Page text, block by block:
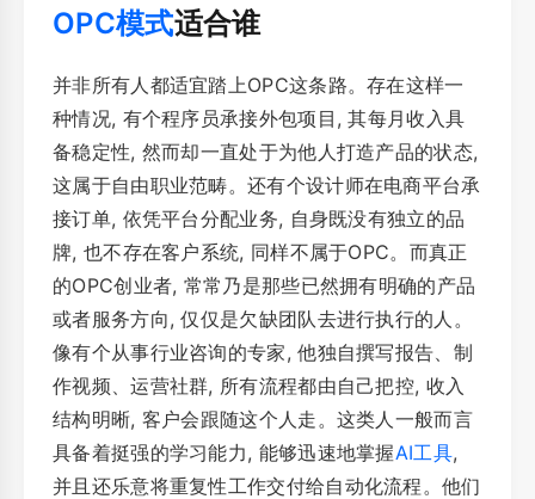
OPC模式适合谁
并非所有人都适宜踏上OPC这条路。存在这样一
种情况, 有个程序员承接外包项目, 其每月收入具
备稳定性, 然而却一直处于为他人打造产品的状态,
这属于自由职业范畴。还有个设计师在电商平台承
接订单, 依凭平台分配业务, 自身既没有独立的品
牌, 也不存在客户系统, 同样不属于OPC。而真正
的OPC创业者, 常常乃是那些已然拥有明确的产品
或者服务方向, 仅仅是欠缺团队去进行执行的人。
像有个从事行业咨询的专家, 他独自撰写报告、制
作视频、运营社群, 所有流程都由自己把控, 收入
结构明晰, 客户会跟随这个人走。这类人一般而言
具备着挺强的学习能力, 能够迅速地掌握AI工具,
并且还乐意将重复性工作交付给自动化流程。他们